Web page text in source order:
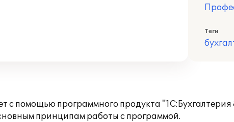
Теги
с помощью программного продукта
принципам работы с программой.